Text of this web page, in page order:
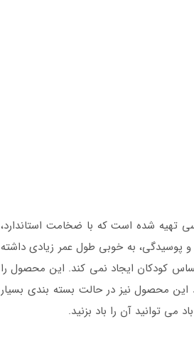
شده است که با ضخامت استاندارد،
و پوسیدگی، به خوبی طول عمر زیادی داشته
کودکان ایجاد نمی کند. این محصول را
این محصول نیز در حالت بسته بندی بسیار
توانید آن را باد بزنید.